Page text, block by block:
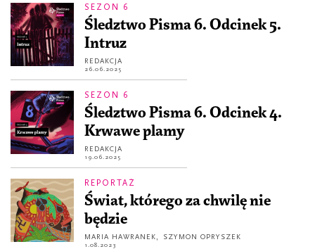
SEZON 6
Śledztwo Pisma 6. Odcinek 5.
Intruz
REDAKCJA
26.06.2025
SEZON 6
Śledztwo Pisma 6. Odcinek 4.
Krwawe plamy
REDAKCJA
19.06.2025
REPORTAŻ
Świat, którego za chwilę nie
będzie
MARIA HAWRANEK, SZYMON OPRYSZEK
1.08.2023